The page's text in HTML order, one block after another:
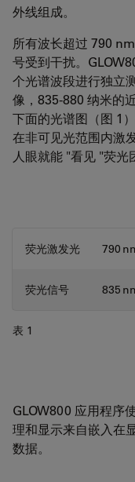
外线组成。
所有波长超过 790
号受到干扰。
个光谱波段进行独立
像，835-880 纳米的
下面的光谱图（图 1
在非可见光范围内激
人眼就能 "看见 "荧光
荧光激发光 790
荧光信号 835
表 1
GLOW800 应用程序
理和显示来自嵌入在
数据。